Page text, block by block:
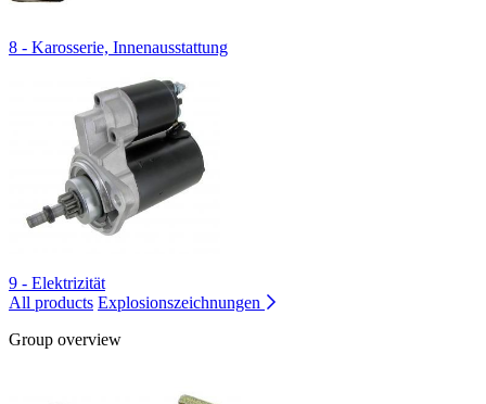
8 - Karosserie, Innenausstattung
9 - Elektrizität
All products Explosionszeichnungen
Group overview